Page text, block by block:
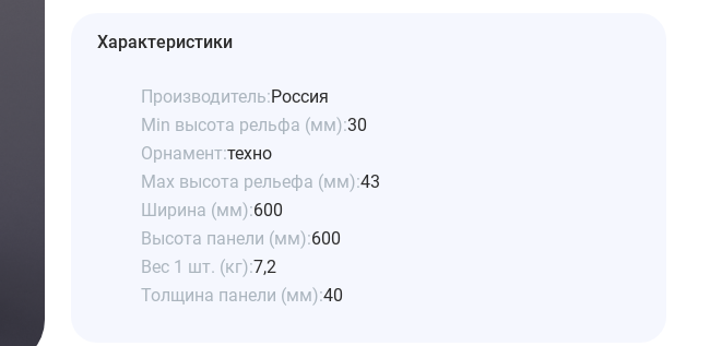
Характеристики
Производитель:Россия
Min высота рельфа (мм):30
Орнамент:техно
Max высота рельефа (мм):43
Ширина (мм):600
Высота панели (мм):600
Вес 1 шт. (кг):7,2
Толщина панели (мм):40